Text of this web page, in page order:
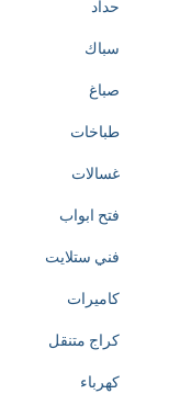
حداد
سباك
صباغ
طباخات
غسالات
فتح ابواب
فني ستلايت
كاميرات
كراج متنقل
كهرباء